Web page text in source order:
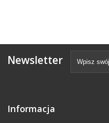
Newsletter
Informacja